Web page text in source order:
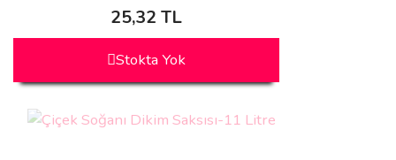
25,32 TL
Stokta Yok